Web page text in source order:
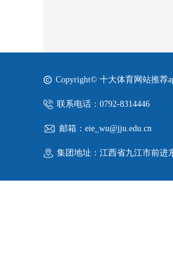
Copyright© 十大体育网站推荐
联系电话：0792-8314446
邮箱：eie_wu@jju.edu.cn
集团地址：江西省九江市前进